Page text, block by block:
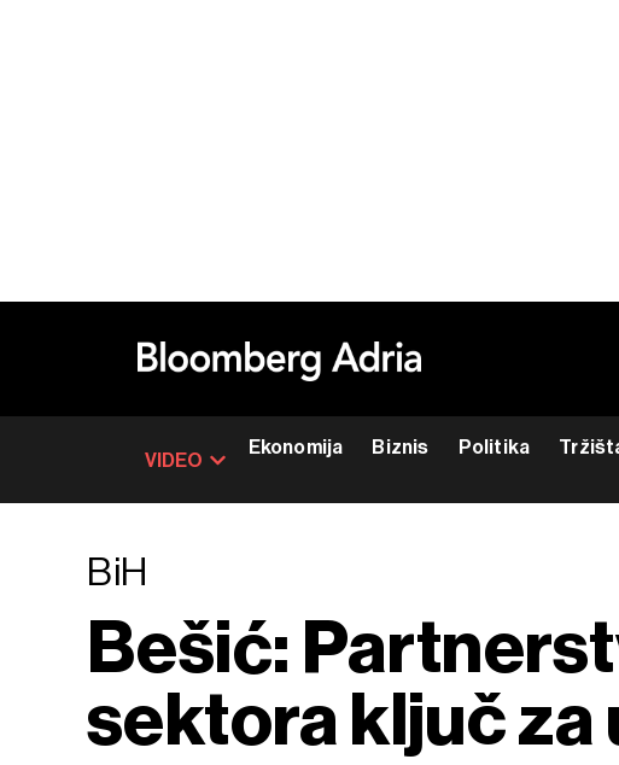
VIDEO
Ekonomija Biznis Politika
BiH
Bešić:
sektora ključ